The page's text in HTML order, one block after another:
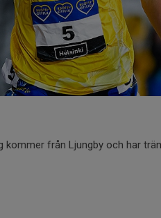
kommer från Ljungby och har